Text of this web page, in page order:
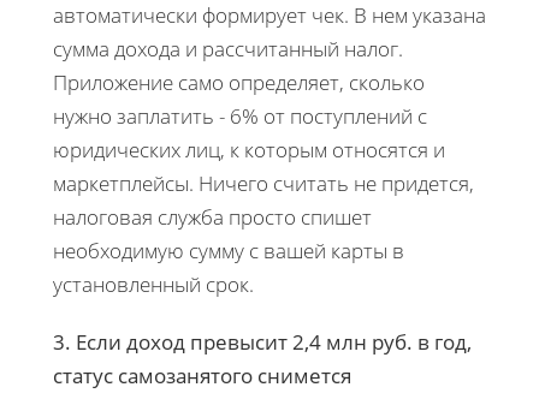
автоматически формирует чек. В нем указана
сумма дохода и рассчитанный налог.
Приложение само определяет, сколько
нужно заплатить - 6% от поступлений с
юридических лиц, к которым относятся и
маркетплейсы. Ничего считать не придется,
налоговая служба просто спишет
необходимую сумму с вашей карты в
установленный срок.
3. Если доход превысит 2,4 млн руб. в год,
статус самозанятого снимется